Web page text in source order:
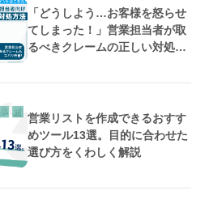
「どうしよう…お客様を怒らせ
てしまった！」営業担当者が取
るべきクレームの正しい対処方
営業リストを作成できるおすす
めツール13選。目的に合わせた
選び方をくわしく解説